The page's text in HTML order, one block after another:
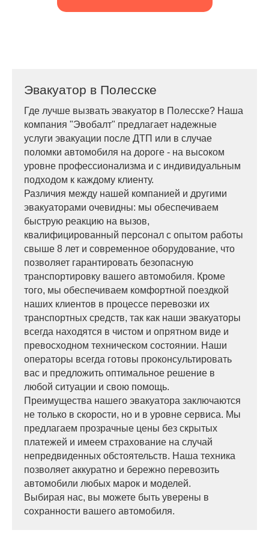
Эвакуатор в Полесске
Где лучше вызвать эвакуатор в Полесске? Наша
компания "Эвобалт" предлагает надежные
услуги эвакуации после ДТП или в случае
поломки автомобиля на дороге - на высоком
уровне профессионализма и с индивидуальным
подходом к каждому клиенту.
Различия между нашей компанией и другими
эвакуаторами очевидны: мы обеспечиваем
быструю реакцию на вызов,
квалифицированный персонал с опытом работы
свыше 8 лет и современное оборудование, что
позволяет гарантировать безопасную
транспортировку вашего автомобиля. Кроме
того, мы обеспечиваем комфортной поездкой
наших клиентов в процессе перевозки их
транспортных средств, так как наши эвакуаторы
всегда находятся в чистом и опрятном виде и
превосходном техническом состоянии. Наши
операторы всегда готовы проконсультировать
вас и предложить оптимальное решение в
любой ситуации и свою помощь.
Преимущества нашего эвакуатора заключаются
не только в скорости, но и в уровне сервиса. Мы
предлагаем прозрачные цены без скрытых
платежей и имеем страхование на случай
непредвиденных обстоятельств. Наша техника
позволяет аккуратно и бережно перевозить
автомобили любых марок и моделей.
Выбирая нас, вы можете быть уверены в
сохранности вашего автомобиля.